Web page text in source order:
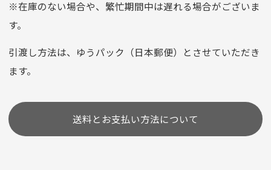
選びいただけない場合がございます。
※在庫のない場合や、繁忙期間中は遅れる場合がございま
す。
引渡し方法は、ゆうパック（日本郵便）とさせていただき
ます。
送料とお支払い方法について